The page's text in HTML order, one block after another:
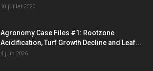
10 juillet 2020
Agronomy Case Files #1: Rootzone
Acidification, Turf Growth Decline and Leaf...
4 juin 2026